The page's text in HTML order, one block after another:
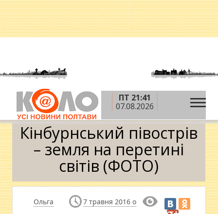
ПТ 21:41
07.08.2026
Головна » Новини » Дозвілля »
Кінбурнський
півострів – земля на перетині світів (ФОТО)
Кінбурнський півострів
– земля на перетині
світів (ФОТО)
Ольга
7 травня 2016 о